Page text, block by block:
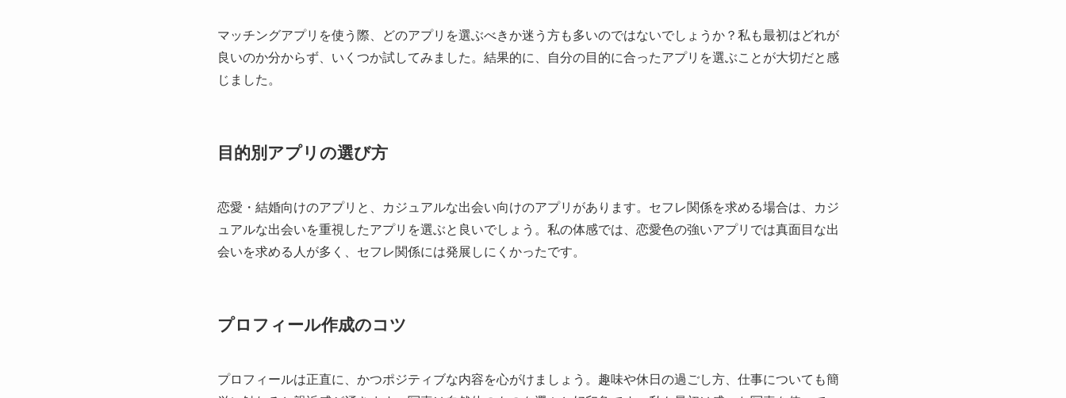
マッチングアプリを使う際、どのアプリを選ぶべきか迷う方も多いのではないでしょうか？私も最初はどれが
良いのか分からず、いくつか試してみました。結果的に、自分の目的に合ったアプリを選ぶことが大切だと感
じました。
目的別アプリの選び方
恋愛・結婚向けのアプリと、カジュアルな出会い向けのアプリがあります。セフレ関係を求める場合は、カジ
ュアルな出会いを重視したアプリを選ぶと良いでしょう。私の体感では、恋愛色の強いアプリでは真面目な出
会いを求める人が多く、セフレ関係には発展しにくかったです。
プロフィール作成のコツ
プロフィールは正直に、かつポジティブな内容を心がけましょう。趣味や休日の過ごし方、仕事についても簡